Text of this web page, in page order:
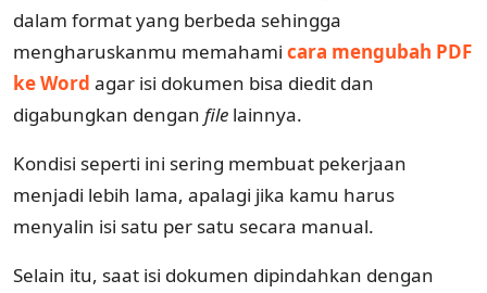
dalam format yang berbeda sehingga
mengharuskanmu memahami cara mengubah PDF
ke Word agar isi dokumen bisa diedit dan
digabungkan dengan file lainnya.
Kondisi seperti ini sering membuat pekerjaan
menjadi lebih lama, apalagi jika kamu harus
menyalin isi satu per satu secara manual.
Selain itu, saat isi dokumen dipindahkan dengan